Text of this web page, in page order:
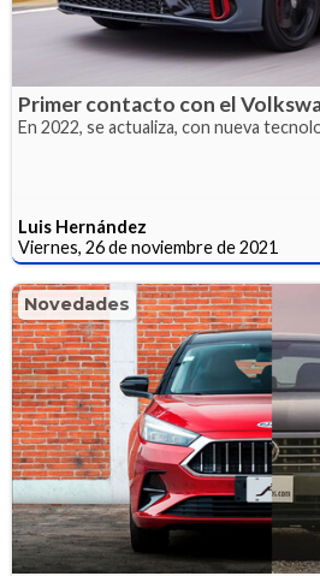
Primer contacto con el
En 2022, se actualiza, con nueva
Luis Hernández
Viernes, 26 de noviembre de 2021
Novedades